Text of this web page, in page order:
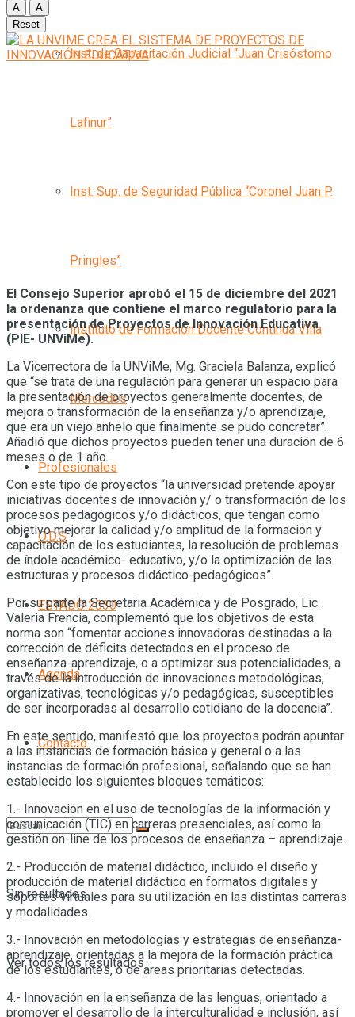
Inst. de Capacitación Judicial “Juan Crisóstomo
Lafinur”
Inst. Sup. de Seguridad Pública “Coronel Juan P.
Pringles”
Instituto de Formación Docente Continua Villa
Mercedes
Profesionales
O.D.S
ESTADO 2030
Agenda
Contacto
Sin resultados
Ver todos los resultados
A
A
Reset
El Consejo Superior aprobó el 15 de diciembre del 2021
la ordenanza que contiene el marco regulatorio para la
presentación de Proyectos de Innovación Educativa
(PIE- UNViMe).
La Vicerrectora de la UNViMe, Mg. Graciela Balanza, explicó
que “se trata de una regulación para generar un espacio para
la presentación de proyectos generalmente docentes, de
mejora o transformación de la enseñanza y/o aprendizaje,
que era un viejo anhelo que finalmente se pudo concretar”.
Añadió que dichos proyectos pueden tener una duración de 6
meses o de 1 año.
Con este tipo de proyectos “la universidad pretende apoyar
iniciativas docentes de innovación y/ o transformación de los
procesos pedagógicos y/o didácticos, que tengan como
objetivo mejorar la calidad y/o amplitud de la formación y
capacitación de los estudiantes, la resolución de problemas
de índole académico- educativo, y/o la optimización de las
estructuras y procesos didáctico-pedagógicos”.
Por su parte la Secretaria Académica y de Posgrado, Lic.
Valeria Frencia, complementó que los objetivos de esta
norma son “fomentar acciones innovadoras destinadas a la
corrección de déficits detectados en el proceso de
enseñanza-aprendizaje, o a optimizar sus potencialidades, a
través de la introducción de innovaciones metodológicas,
organizativas, tecnológicas y/o pedagógicas, susceptibles
de ser incorporadas al desarrollo cotidiano de la docencia”.
En este sentido, manifestó que los proyectos podrán apuntar
a las instancias de formación básica y general o a las
instancias de formación profesional, señalando que se han
establecido los siguientes bloques temáticos:
1.- Innovación en el uso de tecnologías de la información y
comunicación (TIC) en carreras presenciales, así como la
gestión on-line de los procesos de enseñanza – aprendizaje.
2.- Producción de material didáctico, incluido el diseño y
producción de material didáctico en formatos digitales y
soportes virtuales para su utilización en las distintas carreras
y modalidades.
3.- Innovación en metodologías y estrategias de enseñanza-
aprendizaje, orientadas a la mejora de la formación práctica
de los estudiantes, o de áreas prioritarias detectadas.
4.- Innovación en la enseñanza de las lenguas, orientado a
promover el desarrollo de la interculturalidad e inclusión, así